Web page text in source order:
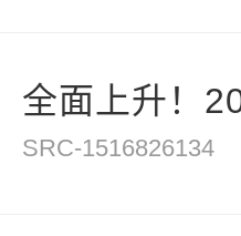
全面上升！
SRC-1516826134